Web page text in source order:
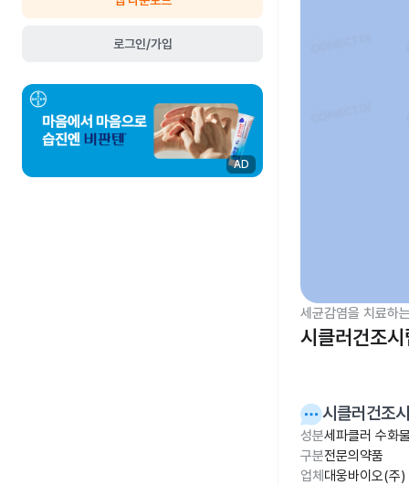
로그인/가입
AD
세균감염을 치료하
시클러건조
시클러건
성분세파클러 수화
구분전문의약품
업체 대웅바이오(주)